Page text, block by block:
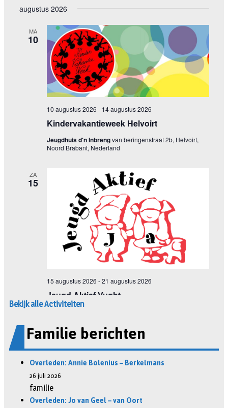
Bekijk alle Activiteiten
Familie berichten
Overleden: Annie Bolenius – Berkelmans
26 juli 2026
familie
Overleden: Jo van Geel – van Oort